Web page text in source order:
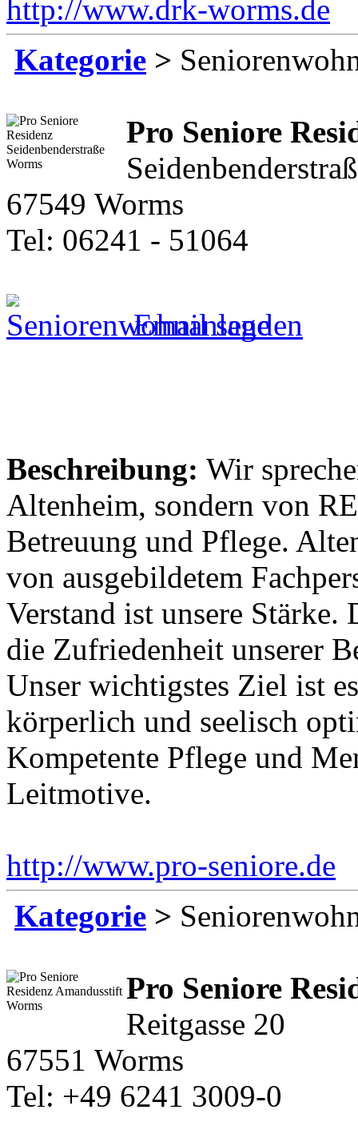
http://www.drk-worms.de
Kategorie >
Pro Seniore
67549 Worms
Tel: 06241 - 51064
Email senden
Beschreibung: Wir
Altenheim, sondern von
Betreuung und Pflege.
von ausgebildetem
Verstand ist unsere
die Zufriedenheit unserer
Unser wichtigstes Ziel ist
körperlich und seelisch
Kompetente Pflege und
Leitmotive.
http://www.pro-seniore.de
Kategorie >
Pro Seniore
Reitgasse 20
67551 Worms
Tel: +49 6241 3009-0